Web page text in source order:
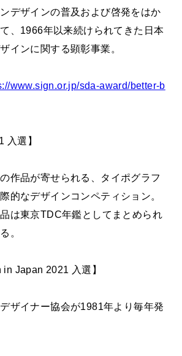
デザインの普及および啓発をはか
、1966年以来続けられてきた日本
インに関する顕彰事業。
www.sign.or.jp/sda-award/better-b
入選】
作品が寄せられる、タイポグラフ
的なデザインコンペティション。
は東京TDC年鑑としてまとめられ
。
in Japan 2021 入選】
ザイナー協会が1981年より毎年発